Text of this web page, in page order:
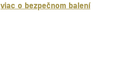
viac o bezpečnom balení